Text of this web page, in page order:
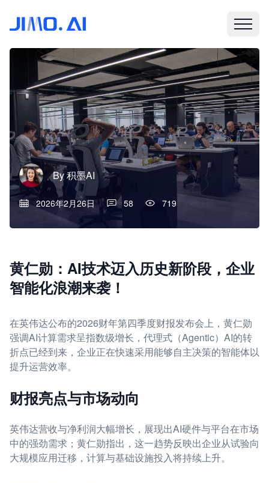
By积墨AI
2026年2月26日 58 719
黄仁勋：AI技术迈入历史新阶段，企业
智能化浪潮来袭！
在英伟达公布的2026财年第四季度财报发布会上，黄仁勋
强调AI计算需求呈指数级增长，代理式（Agentic）AI的转
折点已经到来，企业正在快速采用能够自主决策的智能体以
提升运营效率。
财报亮点与市场动向
英伟达营收与净利润大幅增长，展现出AI硬件与平台在市场
中的强劲需求；黄仁勋指出，这一趋势反映出企业从试验向
大规模应用迁移，计算与基础设施投入将持续上升。